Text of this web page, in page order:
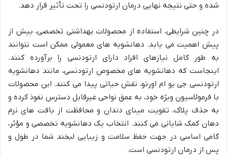
شده و حتی نتیجه نهایی درمان ارتودنسی را تحت تأثیر قرار دهد.
در چنین شرایطی، استفاده از محصولات بهداشتی تخصصی، بیش از
پیش اهمیت می یابد. دهانشویه های معمولی ممکن است نتوانند
به طور کامل نیازهای افراد دارای ارتودنسی را برآورده کنند.
اینجاست که دهانشویه های مخصوص ارتودنسی، مانند دهانشویه
ارتودنسی جی یو ام اورتو، نقش حیاتی پیدا می کنند. این محصولات
با فرمولاسیون ویژه خود، به عمق نواحی غیرقابل دسترس نفوذ کرده و
به حذف پلاک، تقویت مینای دندان و محافظت از بافت های نرم
دهان کمک شایانی می کنند. انتخاب یک دهانشویه تخصصی و مؤثر،
گامی اساسی در جهت حفظ سلامت و زیبایی لبخند شما در طول و
پس از درمان ارتودنسی است.